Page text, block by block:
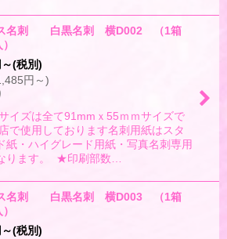
ス名刺 白黒名刺 横D002 （1箱
～(税別)
円 ～)
イズは全て91mmｘ55ｍｍサイズで
で使用しております名刺用紙はスタ
紙・ハイグレード用紙・写真名刺専用
ります。 ★印刷部数…
ス名刺 白黒名刺 横D003 （1箱
～(税別)